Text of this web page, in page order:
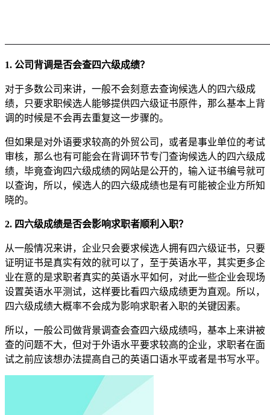
1. 公司背调是否会查四六级成绩？
对于多数公司来讲，一般不会刻意去查询候选人的四六级成
绩，只要求职候选人能够提供四六级证书原件，那么基本上背
调的时候是不会再去重复这一步骤的。
但如果是对外语要求较高的外贸公司，或者是事业单位的考试
审核，那么也有可能会在背调环节专门查询候选人的四六级成
绩，毕竟查询四六级成绩的网站是公开的，输入证书编号就可
以查询，所以，候选人的四六级成绩也是有可能被企业方所知
晓的。
2. 四六级成绩是否会影响求职者顺利入职？
从一般情况来讲，企业只会要求候选人拥有四六级证书，只要
证明证书是真实有效的就可以了，至于英语水平，其实更多企
业在意的是求职者真实的英语水平如何，对此一些企业会现场
设置英语水平测试，这样要比看四六级成绩更为直观。所以，
四六级成绩大概率不会成为影响求职者入职的关键因素。
所以，一般公司做背景调查会查四六级成绩吗，基本上来讲被
查的问题不大，但对于外语水平要求较高的企业，求职者在面
试之前应该想办法提高自己的英语口语水平或者是书写水平。